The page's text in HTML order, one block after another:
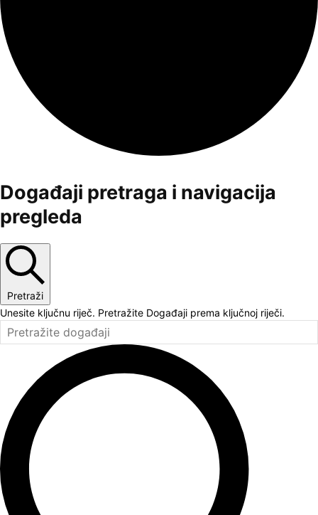
Događaji
Događaji pretraga i navigacija
pregleda
Pretraži
Unesite ključnu riječ. Pretražite Događaji prema ključnoj riječi.